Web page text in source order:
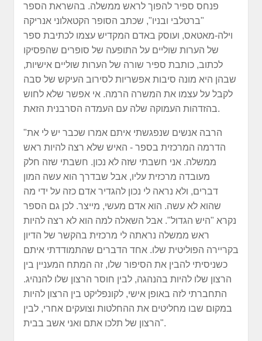
פנחס ספיר להפוך לראש ממשלה. בהשראת הספר
"ברטלבי ובניו", שכתב הסופר הקטאלוני אנריקה
וילה-מאטאס, ועוסק באדם המקדיש עצמו לכתיבת ספר
של הערות שוליים על התופעה של סופרים שהפסיקו
לכתוב, כותבת ספיר שורה של הערות שוליים אישיות,
שבהן היא מונה סיבות אפשריות לסירוב העיקש של סבה
לקבל על עצמו את המשרה הרמה. אי אפשר שלא לחוש
בהזדהות העמוקה שלה עם העמדה הסרבנית הזאת.
"הרבה אנשים שנפגשתי איתם אמרו שכבר יש לי את
הדרמה המרכזית בספר - האיש שלא רצה להיות ראש
ממשלה. אני חשבתי שזה לא נכון. חשבתי שזה חלק
מעובדה מרכזית עליו, אבל שבדרך הוא עשה המון
דברים, ולא נראה לי נכון להגדיר אדם כזה על ידי מה
שהוא לא עשה. הוא אדם מעשי, מייצר. לכן גם הספר
נקרא "היש הגדול". אבל השאלה למה הוא לא רצה להיות
ראש ממשלה נראתה לי מרכזית בהקשר של הדיון
בקריירה הפוליטית שלו. אחד הדברים שהתמודדתי איתם
כשניסיתי להבין את הסיפור שלו, זה המתח המעניין בין
הרצון שלו להיות בהנהגה, לבין חוסר הרצון שלו להנהיג.
התחברתי לזה באופן אישי, לקונפליקט בין הרצון להיות
במקום שבו מחליטים את ההחלטות וצועקים אחרי, לבין
הרצון של תלכו אתם ואני אשב בבית".